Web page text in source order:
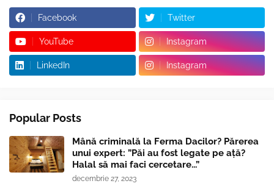
Facebook Twitter
YouTube Instagram
LinkedIn Instagram
Popular Posts
Mână criminală la Ferma Dacilor? Părerea
unui expert: ”Păi au fost legate pe ață?
Halal să mai faci cercetare...”
decembrie 27, 2023